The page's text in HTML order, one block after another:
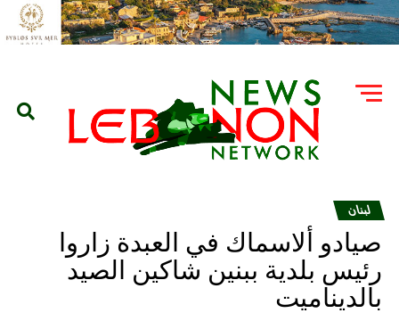
لبنان
صيادو ألاسماك في العبدة زاروا
رئيس بلدية ببنين شاكين الصيد
بالديناميت